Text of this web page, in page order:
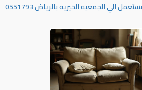
توصيل الاثات المستعمل الي الجمعيه الخيريه بالرياض 0551793